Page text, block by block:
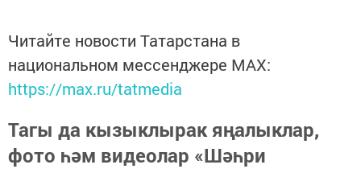
Читайте новости Татарстана в
национальном мессенджере MАХ:
https://max.ru/tatmedia
Тагы да кызыклырак яңалыклар,
фото һәм видеолар «Шәһри